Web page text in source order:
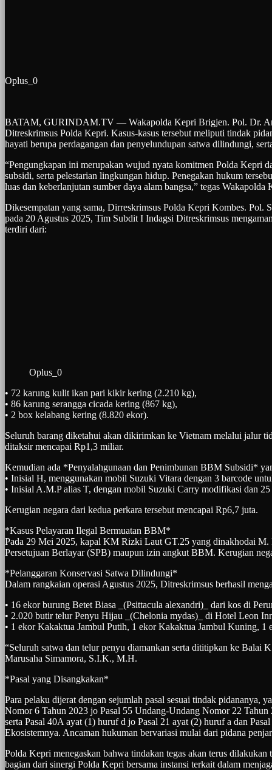
Oplus_0
BATAM, GURINDAM.TV — Wakapolda Kepri Brigjen. Pol. Dr.
Ditreskrimsus Polda Kepri. Kasus-kasus tersebut meliputi tindak
hayati berupa perdagangan dan penyelundupan satwa dilindungi,
“Pengungkapan ini merupakan wujud nyata komitmen Polda Kepri
subsidi, serta pelestarian lingkungan hidup. Penegakan hukum
luas dan keberlanjutan sumber daya alam bangsa,” tegas
Dikesempatan yang sama, Dirreskrimsus Polda Kepri Kombes.
pada 20 Agustus 2025, Tim Subdit I Indagsi Ditreskrimsus
terdiri dari:
Oplus_0
• 72 karung kulit ikan pari kikir kering (2.210 kg),
• 86 karung serangga cicada kering (867 kg),
• 2 box kelabang kering (8.820 ekor).
Seluruh barang diketahui akan dikirimkan ke Vietnam melalui jalur
ditaksir mencapai Rp1,3 miliar.
Kemudian ada *Penyalahgunaan dan Penimbunan BBM Subsidi*
• Inisial H, menggunakan mobil Suzuki Vitara dengan 3 barcode
• Inisial A.M.P alias T, dengan mobil Suzuki Carry modifikasi dan
Kerugian negara dari kedua perkara tersebut mencapai Rp6,7 juta.
*Kasus Pelayaran Ilegal Bermuatan BBM*
Pada 29 Mei 2025, kapal KM Rizki Laut GT.25 yang dinakhodai M.
Persetujuan Berlayar (SPB) maupun izin angkut BBM. Kerugian
*Pelanggaran Konservasi Satwa Dilindungi*
Dalam rangkaian operasi Agustus 2025, Ditreskrimsus berhasil
• 16 ekor burung Betet Biasa _(Psittacula alexandri)_ dari kos di
• 2.020 butir telur Penyu Hijau _(Chelonia mydas)_ di Hotel Leon
• 1 ekor Kakaktua Jambul Putih, 1 ekor Kakaktua Jambul Kuning,
“Seluruh satwa dan telur penyu diamankan serta dititipkan ke
Marusaha Simamora, S.I.K., M.H.
*Pasal yang Disangkakan*
Para pelaku dijerat dengan sejumlah pasal sesuai tindak
Nomor 6 Tahun 2023 jo Pasal 55 Undang-Undang Nomor 22
serta Pasal 40A ayat (1) huruf d jo Pasal 21 ayat (2) huruf a dan
Ekosistemnya. Ancaman hukuman bervariasi mulai dari pidana
Polda Kepri menegaskan bahwa tindakan tegas akan terus
bagian dari sinergi Polda Kepri bersama instansi terkait dalam